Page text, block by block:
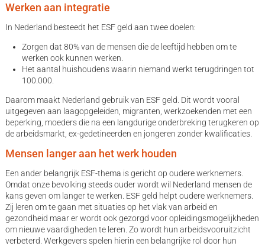
Werken aan integratie
In Nederland besteedt het ESF geld aan twee doelen:
Zorgen dat 80% van de mensen die de leeftijd hebben om te
werken ook kunnen werken.
Het aantal huishoudens waarin niemand werkt terugdringen tot
100.000.
Daarom maakt Nederland gebruik van ESF geld. Dit wordt vooral
uitgegeven aan laagopgeleiden, migranten, werkzoekenden met een
beperking, moeders die na een langdurige onderbreking terugkeren op
de arbeidsmarkt, ex-gedetineerden en jongeren zonder kwalificaties.
Mensen langer aan het werk houden
Een ander belangrijk ESF-thema is gericht op oudere werknemers.
Omdat onze bevolking steeds ouder wordt wil Nederland mensen de
kans geven om langer te werken. ESF geld helpt oudere werknemers.
Zij leren om te gaan met situaties op het vlak van arbeid en
gezondheid maar er wordt ook gezorgd voor opleidingsmogelijkheden
om nieuwe vaardigheden te leren. Zo wordt hun arbeidsvooruitzicht
verbeterd. Werkgevers spelen hierin een belangrijke rol door hun